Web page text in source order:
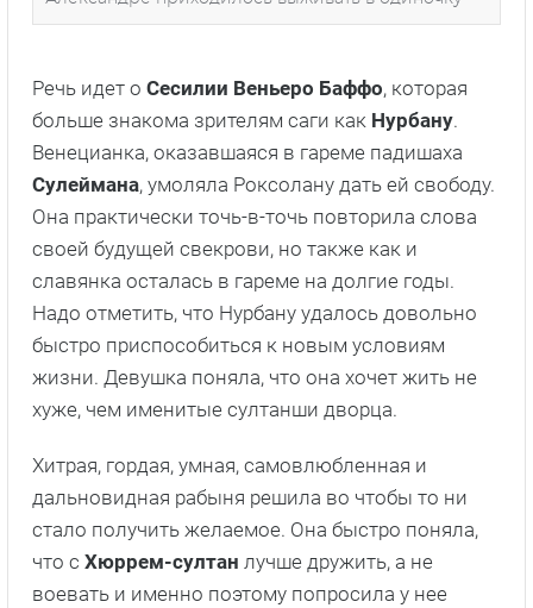
Речь идет о Сесилии Веньеро Баффо, которая
больше знакома зрителям саги как Нурбану.
Венецианка, оказавшаяся в гареме падишаха
Сулеймана, умоляла Роксолану дать ей свободу.
Она практически точь-в-точь повторила слова
своей будущей свекрови, но также как и
славянка осталась в гареме на долгие годы.
Надо отметить, что Нурбану удалось довольно
быстро приспособиться к новым условиям
жизни. Девушка поняла, что она хочет жить не
хуже, чем именитые султанши дворца.
Хитрая, гордая, умная, самовлюбленная и
дальновидная рабыня решила во чтобы то ни
стало получить желаемое. Она быстро поняла,
что с Хюррем-султан лучше дружить, а не
воевать и именно поэтому попросила у нее